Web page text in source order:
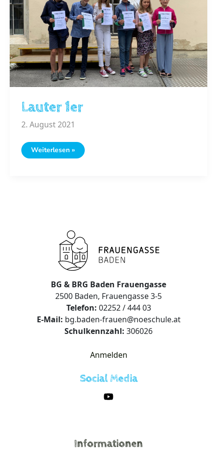
Lauter 1er
2. August 2021
Lauter
Weiterlesen »
BG & BRG Baden Frauengasse
2500 Baden, Frauengasse 3-5
Telefon: 02252 / 444 03
E-Mail: bg.baden-frauen@noeschule.at
Schulkennzahl: 306026
Anmelden
Social Media
Informationen